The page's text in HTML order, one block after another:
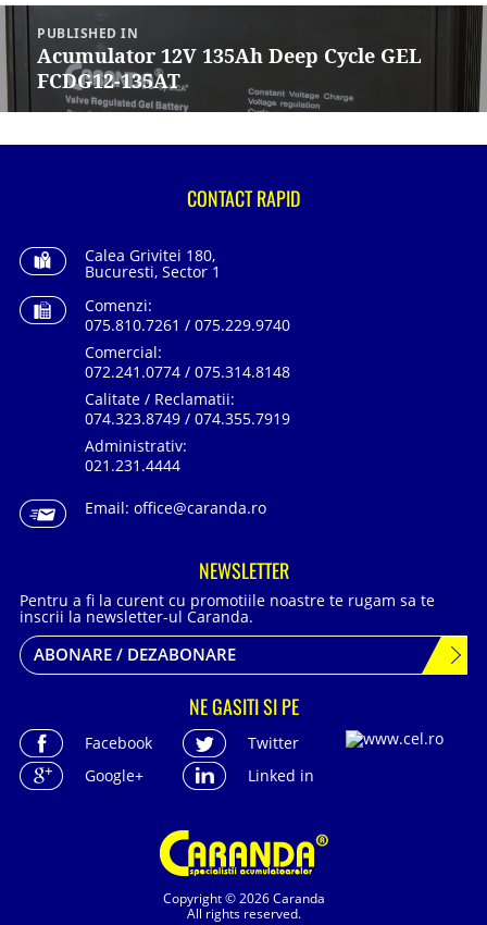
Navigare
în
articole
PUBLISHED IN
Acumulator 12V 135Ah Deep Cycle GEL
FCDG12-135AT
Copyright © 2026 Caranda
All rights reserved.
CONTACT RAPID
Calea Grivitei 180,
Bucuresti, Sector 1
Comenzi:
075.810.7261 / 075.229.9740
Comercial:
072.241.0774 / 075.314.8148
Calitate / Reclamatii:
074.323.8749 / 074.355.7919
Administrativ:
021.231.4444
Email: office@caranda.ro
NEWSLETTER
Pentru a fi la curent cu promotiile noastre te rugam sa te
inscrii la newsletter-ul Caranda.
ABONARE / DEZABONARE
NE GASITI SI PE
Facebook
Twitter
Google+
Linked in